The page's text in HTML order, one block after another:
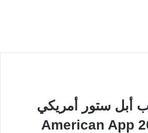
أبل ستور أمريكي
مجاني 2023 American App